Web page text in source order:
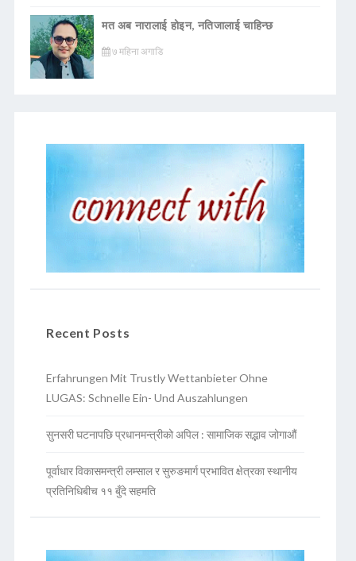
मत अब नारालाई होइन, नतिजालाई चाहिन्छ
७ महिना अगाडि
Recent Posts
Erfahrungen Mit Trustly Wettanbieter Ohne
LUGAS: Schnelle Ein- Und Auszahlungen
सुनसरी घटनापछि प्रधानमन्त्रीको अपिल : सामाजिक सद्भाव जोगाऔं
पूर्वाधार विकासमन्त्री लम्साल र सुरुङमार्ग प्रभावित क्षेत्रका स्थानीय
प्रतिनिधिबीच ११ बुँदे सहमति